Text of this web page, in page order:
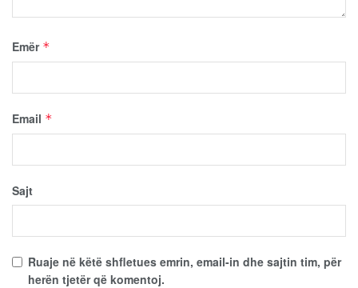
Emër *
Email *
Sajt
Ruaje në këtë shfletues emrin, email-in dhe sajtin tim, për
herën tjetër që komentoj.